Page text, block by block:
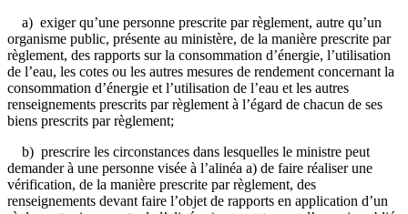
a) exiger qu’une personne prescrite par règlement, autre qu’un
organisme public, présente au ministère, de la manière prescrite par
règlement, des rapports sur la consommation d’énergie, l’utilisation
de l’eau, les cotes ou les autres mesures de rendement concernant la
consommation d’énergie et l’utilisation de l’eau et les autres
renseignements prescrits par règlement à l’égard de chacun de ses
biens prescrits par règlement;
b) prescrire les circonstances dans lesquelles le ministre peut
demander à une personne visée à l’alinéa a) de faire réaliser une
vérification, de la manière prescrite par règlement, des
renseignements devant faire l’objet de rapports en application d’un